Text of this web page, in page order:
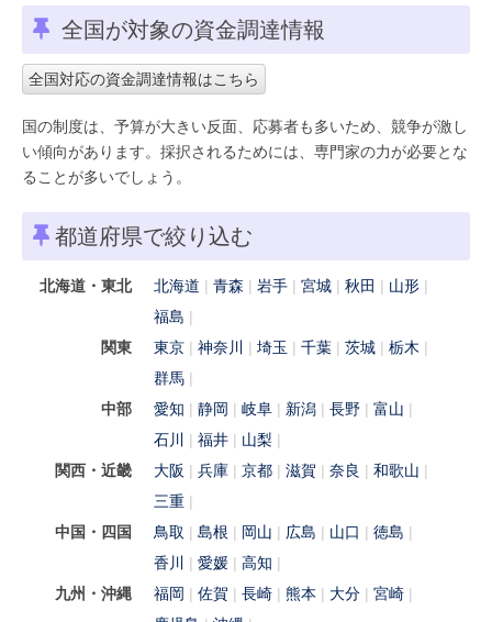
全国が対象の資金調達情報
全国対応の資金調達情報はこちら
国の制度は、予算が大きい反面、応募者も多いため、競争が激し
い傾向があります。採択されるためには、専門家の力が必要とな
ることが多いでしょう。
都道府県で絞り込む
北海道・東北 北海道 青森 岩手 宮城 秋田
山形
福島
関東
東京 神奈川 埼玉 千葉 茨城
栃木
群馬
中部
愛知 静岡 岐阜 新潟 長野
富山
石川
福井
山梨
関西・近畿
大阪 兵庫 京都 滋賀 奈良
和歌山
三重
中国・四国
鳥取 島根 岡山 広島 山口
徳島
香川
愛媛
高知
九州・沖縄
福岡 佐賀 長崎 熊本 大分
宮崎